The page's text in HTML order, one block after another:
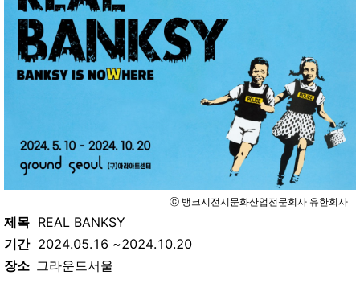
ⓒ 뱅크시전시문화산업전문회사 유한회사
제목 REAL BANKSY
기간2024.05.16 ~2024.10.20
장소 그라운드서울